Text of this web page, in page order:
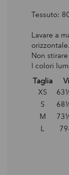
Tessuto:
Lavare a
orizzontale.
Non
I colori
Taglia
XS
S
M
L